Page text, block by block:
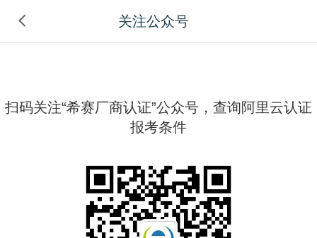
关注公众号
扫码关注“希赛厂商认证”公众号，查询阿里云认证
报考条件